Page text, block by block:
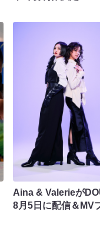
Aina & Valerieが
8月5日に配信＆MV